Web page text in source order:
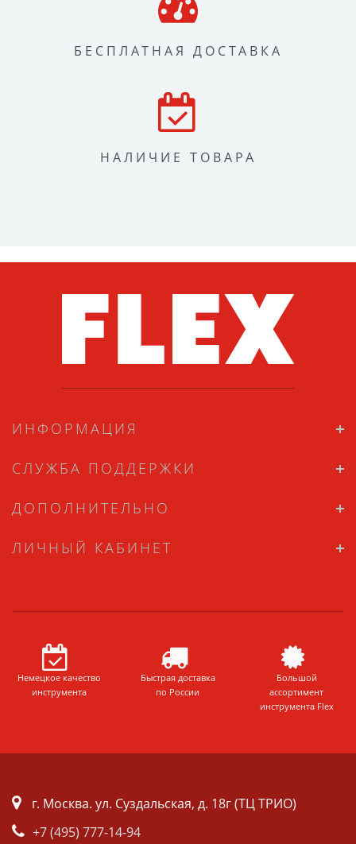
БЕСПЛАТНАЯ ДОСТАВКА
НАЛИЧИЕ ТОВАРА
ИНФОРМАЦИЯ
СЛУЖБА ПОДДЕРЖКИ
ДОПОЛНИТЕЛЬНО
ЛИЧНЫЙ КАБИНЕТ
Немецкое качество
инструмента
Быстрая доставка
по России
Большой
ассортимент
инструмента Flex
г. Москва. ул. Суздальская, д. 18г (ТЦ ТРИО)
+7 (495) 777-14-94